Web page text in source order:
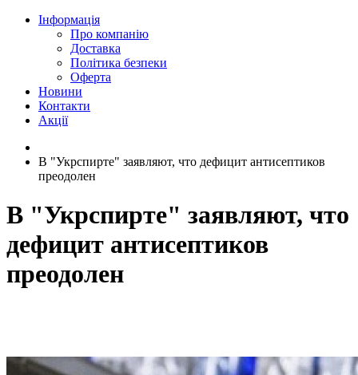
Інформація
Про компанію
Доставка
Політика безпеки
Оферта
Новини
Контакти
Акції
В "Укрспирте" заявляют, что дефицит антисептиков
преодолен
В "Укрспирте" заявляют, что
дефицит антисептиков
преодолен